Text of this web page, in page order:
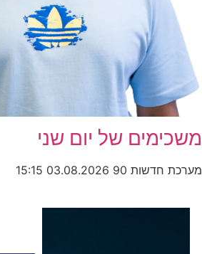
משכימים של יום שני
מערכת חדשות 90 03.08.2026
15:15